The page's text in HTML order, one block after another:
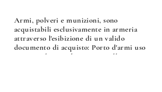
Armi, polveri e munizioni, sono
acquistabili esclusivamente in armeria
attraverso l'esibizione di un valido
documento di acquisto: Porto d'armi uso
sportivo, licenza di caccia o nulla osta per